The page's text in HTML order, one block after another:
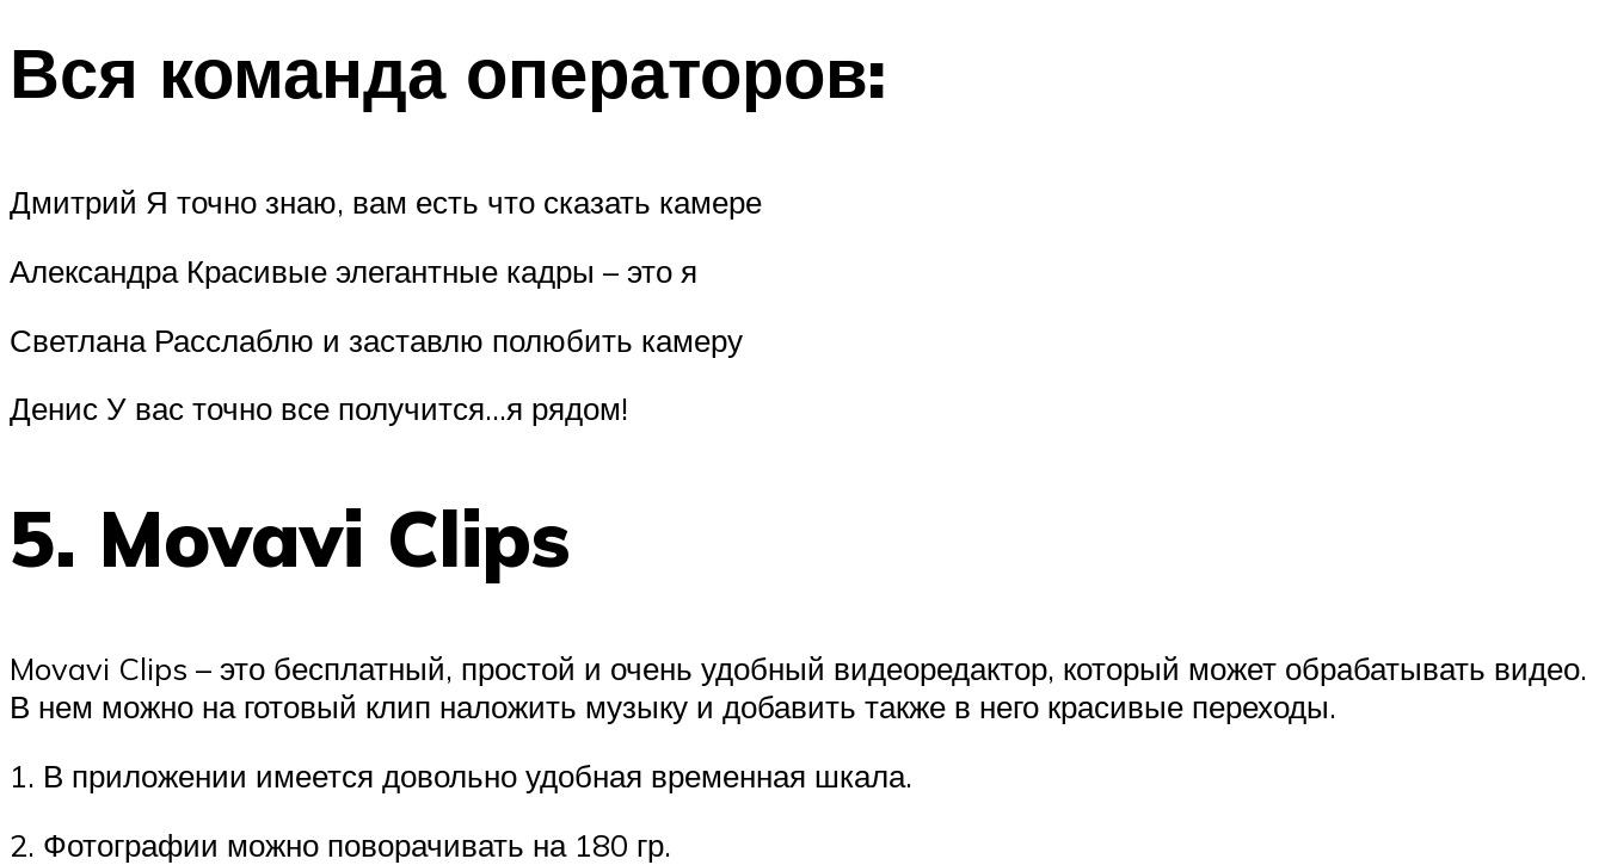
Вся команда операторов:
Дмитрий Я точно знаю, вам есть что сказать камере
Александра Красивые элегантные кадры – это я
Светлана Расслаблю и заставлю полюбить камеру
Денис У вас точно все получится…я рядом!
5. Movavi Clips
Movavi Clips – это бесплатный, простой и очень удобный видеоредактор, который может обрабатывать видео.
В нем можно на готовый клип наложить музыку и добавить также в него красивые переходы.
1. В приложении имеется довольно удобная временная шкала.
2. Фотографии можно поворачивать на 180 гр.